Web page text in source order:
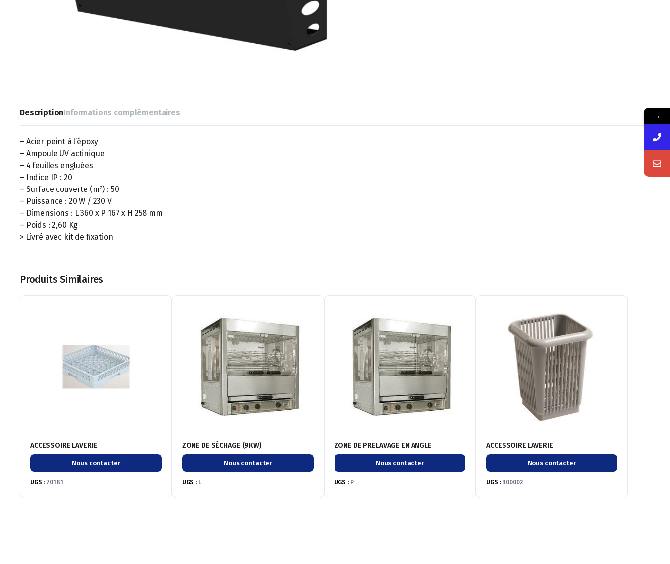
DescriptionInformations complémentaires
– Acier peint à l’époxy
– Ampoule UV actinique
– 4 feuilles engluées
– Indice IP : 20
– Surface couverte (m²) : 50
– Puissance : 20 W / 230 V
– Dimensions : L 360 x P 167 x H 258 mm
– Poids : 2,60 Kg
> Livré avec kit de fixation
Produits Similaires
ACCESSOIRE LAVERIE
Nous contacter
UGS : 70181
ZONE DE SÉCHAGE (9KW)
Nous contacter
UGS : L
ZONE DE PRELAVAGE EN ANGLE
Nous contacter
UGS : P
ACCESSOIRE LAVERIE
Nous contacter
UGS : 800002
→